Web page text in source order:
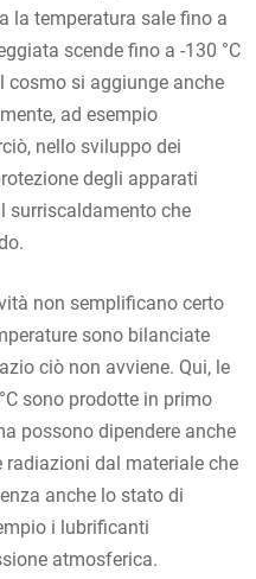
la temperatura sale fino a
scende fino a -130 °C
cosmo si aggiunge anche
ad esempio
nello sviluppo dei
degli apparati
surriscaldamento che
non semplificano certo
sono bilanciate
ciò non avviene. Qui, le
sono prodotte in primo
possono dipendere anche
dal materiale che
anche lo stato di
i lubrificanti
atmosferica.